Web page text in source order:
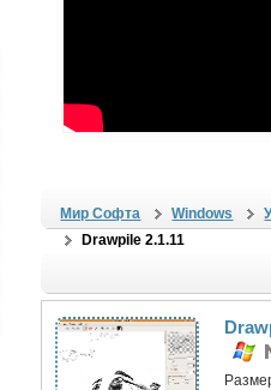
Мир Софта Windows
Drawpile 2.1.11